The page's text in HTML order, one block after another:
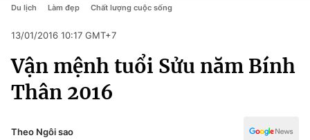
Chuyên mục
Chính trị
Chính trị
Pháp luật
Kinh tế
Thể thao
Truyền hình
Y tế
Du lịch Làm đẹp Chất lượng cuộc sống
13/01/2016 10:17 GMT+7
Vận mệnh tuổi Sửu năm Bính
Thân 2016
Theo Ngôi sao